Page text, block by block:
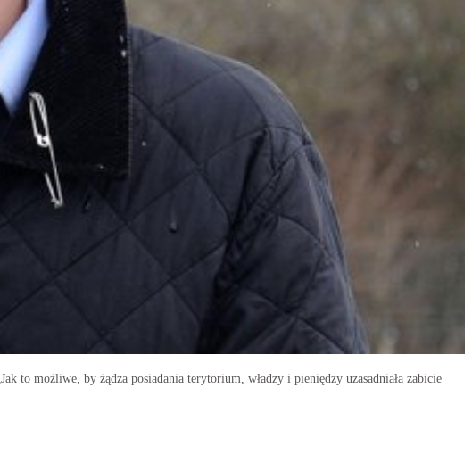
to możliwe, by żądza posiadania terytorium, władzy i pieniędzy uzasadniała zabicie